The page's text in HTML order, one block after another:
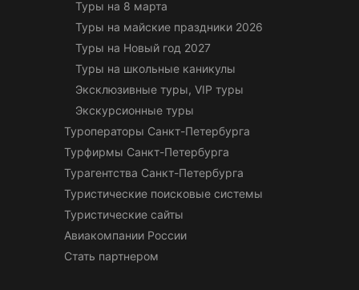
Туры на 8 марта
Туры на майские праздники 2026
Туры на Новый год 2027
Туры на школьные каникулы
Эксклюзивные туры, VIP туры
Экскурсионные туры
Туроператоры Санкт-Петербурга
Турфирмы Санкт-Петербурга
Турагентства Санкт-Петербурга
Туристические поисковые системы
Туристические сайты
Авиакомпании России
Стать партнером